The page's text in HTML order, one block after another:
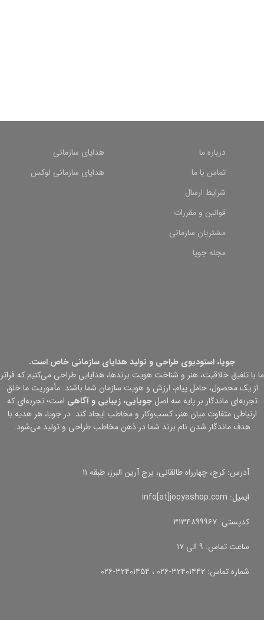
هدایای سازمانی
هدایای سازمانی لوکس
درباره ما
تماس با ما
شرایط ارسال
قوانین و مقررات
مشتریان سازمانی
مجله جویا
جویا، استودیوی طراحی و تولید هدایای سازمانی خاص است.
ما با تلفیق خلاقیت، هنر و شناخت هویت برندها، هدایایی طراحی می‌کنیم که فراتر
از یک محصول، حامل پیام، ارزش و هویت سازمان شما باشند. مأموریت ما خلق
تجربه‌ای ماندگار بر پایه سه اصلجویایی، زیبایی و آگاهی است؛ تجربه‌ای که
ارتباطی متفاوت میان هنر، کسب‌وکار و مخاطب ایجاد کند. در جویا، هر هدیه با
هدف ماندگار شدن نام برند شما در ذهن مخاطب طراحی و تولید می‌شود.
آدرس: کرج، چهارراه طالقانی، برج آرین البرز، طبقه ۱۱
ایمیل: info[at]jooyashop.com
کدپستی: ۳۱۳۴۸۹۹۹۶۷
ساعت تماس: ۹ الی ۱۷
شماره تماس: ۳۲۴۰۱۴۴۲-۰۲۶ ، ۳۲۴۰۱۴۵۴-۰۲۶